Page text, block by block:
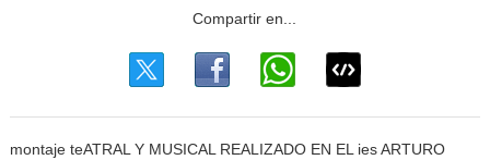
montaje teATRAL Y MUSICAL REALIZADO EN EL ies ARTURO